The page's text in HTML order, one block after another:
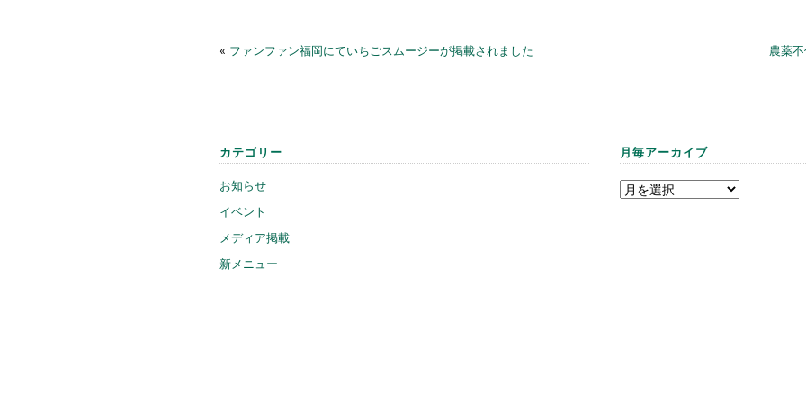
« ファンファン福岡にていちごスムージーが掲載されました 農薬
カテゴリー
お知らせ
イベント
メディア掲載
新メニュー
月毎アーカイブ